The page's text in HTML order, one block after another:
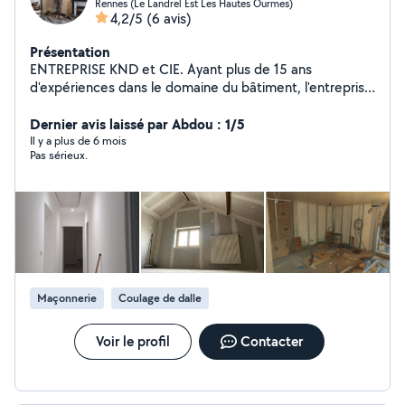
Rennes (Le Landrel Est Les Hautes Ourmes)
4,2/5 (6 avis)
Présentation
ENTREPRISE KND et CIE. Ayant plus de 15 ans
d'expériences dans le domaine du bâtiment, l'entreprise
et rénovations Formation à l'AFPA de RENNES. - Travaux
de plâtrerie / peinture - coffrage - Maçonnerie (
Numéro SIRET et Assurance Décennal ) Travail de
Dernier avis laissé par Abdou : 1/5
Il y a plus de 6 mois
Pas sérieux.
Maçonnerie Coulage de dalle
Voir le profil Contacter